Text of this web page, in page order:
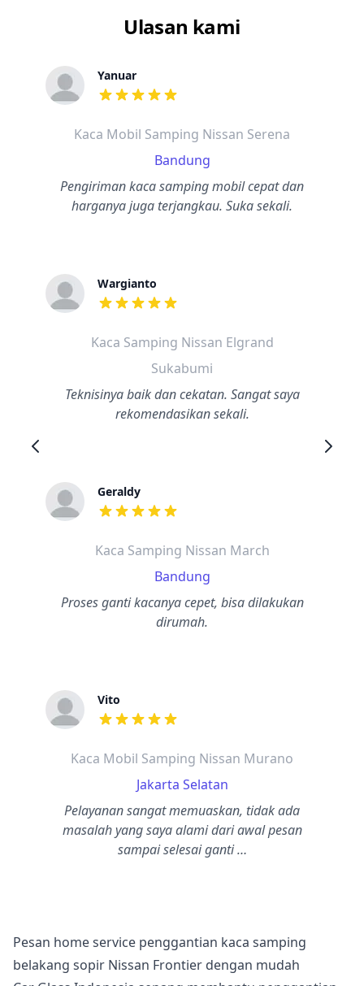
Ulasan kami
Yanuar
dari ulasan adalah bintang lima
Kaca Mobil Samping Nissan Serena
Bandung
Pengiriman kaca samping mobil cepat dan
harganya juga terjangkau. Suka sekali.
Wargianto
dari ulasan adalah bintang lima
Kaca Samping Nissan Elgrand
Sukabumi
Teknisinya baik dan cekatan. Sangat saya
rekomendasikan sekali.
Geraldy
dari ulasan adalah bintang lima
Kaca Samping Nissan March
Bandung
Proses ganti kacanya cepet, bisa dilakukan
dirumah.
Vito
dari ulasan adalah bintang lima
Kaca Mobil Samping Nissan Murano
Jakarta Selatan
Pelayanan sangat memuaskan, tidak ada
masalah yang saya alami dari awal pesan
sampai selesai ganti …
Pesan home service penggantian kaca samping
belakang sopir Nissan Frontier dengan mudah